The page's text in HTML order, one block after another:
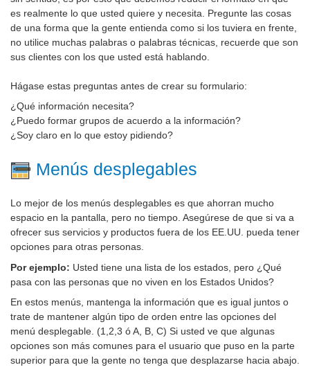
es realmente lo que usted quiere y necesita. Pregunte las cosas
de una forma que la gente entienda como si los tuviera en frente,
no utilice muchas palabras o palabras técnicas, recuerde que son
sus clientes con los que usted está hablando.
Hágase estas preguntas antes de crear su formulario:
¿Qué información necesita?
¿Puedo formar grupos de acuerdo a la información?
¿Soy claro en lo que estoy pidiendo?
Menús desplegables
Lo mejor de los menús desplegables es que ahorran mucho
espacio en la pantalla, pero no tiempo. Asegúrese de que si va a
ofrecer sus servicios y productos fuera de los EE.UU. pueda tener
opciones para otras personas.
Por ejemplo: Usted tiene una lista de los estados, pero ¿Qué
pasa con las personas que no viven en los Estados Unidos?
En estos menús, mantenga la información que es igual juntos o
trate de mantener algún tipo de orden entre las opciones del
menú desplegable. (1,2,3 ó A, B, C) Si usted ve que algunas
opciones son más comunes para el usuario que puso en la parte
superior para que la gente no tenga que desplazarse hacia abajo.